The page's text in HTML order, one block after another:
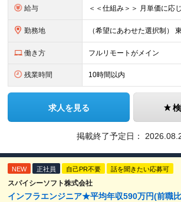
給与
勤務地
働き方 フルリモートがメイン
残業時間 10時間以内
求人を見る
掲載終了予定日：
NEW 正社員 自己PR不要 話を聞きたい応募可
スパイシーソフト株式会社
インフラエンジニア★平均年収590万円(前職